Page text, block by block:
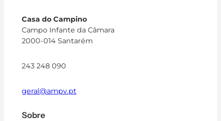
Casa do Campino
Campo Infante da Câmara
2000-014 Santarém
243 248 090
geral@ampv.pt
Sobre